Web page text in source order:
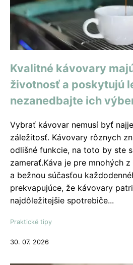
Kvalitné kávovary
životnosť a poskytujú
nezanedbajte ich
Vybrať kávovar nemusí byť
záležitosť. Kávovary rôznych
odlišné funkcie, na toto by ste
zamerať.Káva je pre mnohých
a bežnou súčasťou
prekvapujúce, že kávovary
najdôležitejšie spotrebiče...
Praktické tipy
30. 07. 2026